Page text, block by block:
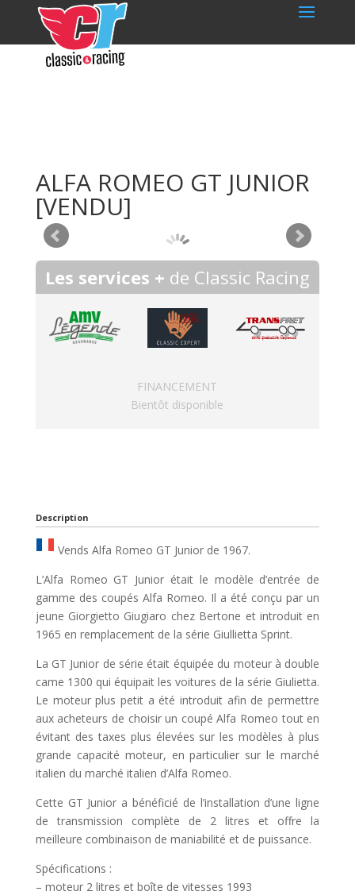
ALFA ROMEO GT JUNIOR
[VENDU]
Les services + de Classic Racing
FINANCEMENT
Bientôt disponible
Description
Vends Alfa Romeo GT Junior de 1967.
L’Alfa Romeo GT Junior était le modèle d’entrée de
gamme des coupés Alfa Romeo. Il a été conçu par un
jeune Giorgietto Giugiaro chez Bertone et introduit en
1965 en remplacement de la série Giullietta Sprint.
La GT Junior de série était équipée du moteur à double
came 1300 qui équipait les voitures de la série Giulietta.
Le moteur plus petit a été introduit afin de permettre
aux acheteurs de choisir un coupé Alfa Romeo tout en
évitant des taxes plus élevées sur les modèles à plus
grande capacité moteur, en particulier sur le marché
italien du marché italien d’Alfa Romeo.
Cette GT Junior a bénéficié de l’installation d’une ligne
de transmission complète de 2 litres et offre la
meilleure combinaison de maniabilité et de puissance.
Spécifications :
– moteur 2 litres et boîte de vitesses 1993